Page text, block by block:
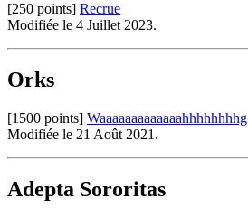
[250 points] Recrue
Modifiée le 4 Juillet 2023.
Orks
[1500 points] Waaaaaaaaaaaaahhhhhhhhg
Modifiée le 21 Août 2021.
Adepta Sororitas